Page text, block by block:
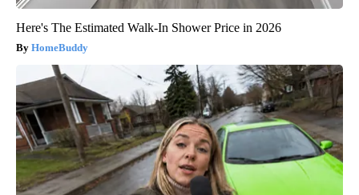
Here's The Estimated Walk-In Shower Price in 2026
HomeBuddy